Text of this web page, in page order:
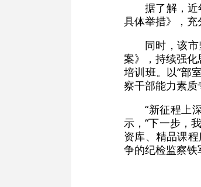
据了解，近
具体举措》，充
同时，该
案》，持续强
培训班。以“部
察干部能力素质
“新征程上
示，“下一步，
资库、精品课
争的纪检监察铁